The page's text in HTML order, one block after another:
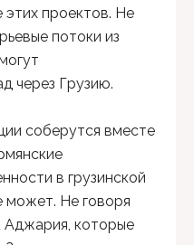
проектов. Не
потоки из
через Грузию.
соберутся вместе
в грузинской
может. Не говоря
Аджария, которые